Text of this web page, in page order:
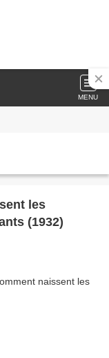
MENU
les
(1932)